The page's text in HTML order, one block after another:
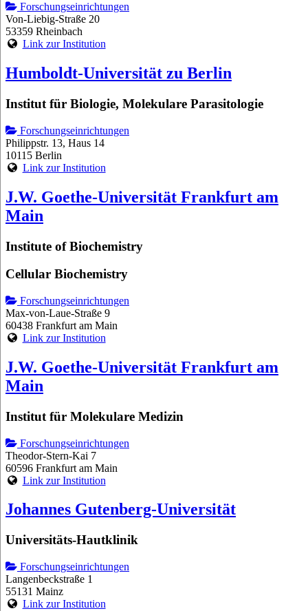
Forschungseinrichtungen
Von-Liebig-Straße 20
53359 Rheinbach
Link zur Institution
Humboldt-Universität zu Berlin
Institut für Biologie, Molekulare Parasitologie
Forschungseinrichtungen
Philippstr. 13, Haus 14
10115 Berlin
Link zur Institution
J.W. Goethe-Universität Frankfurt am
Main
Institute of Biochemistry
Cellular Biochemistry
Forschungseinrichtungen
Max-von-Laue-Straße 9
60438 Frankfurt am Main
Link zur Institution
J.W. Goethe-Universität Frankfurt am
Main
Institut für Molekulare Medizin
Forschungseinrichtungen
Theodor-Stern-Kai 7
60596 Frankfurt am Main
Link zur Institution
Johannes Gutenberg-Universität
Universitäts-Hautklinik
Forschungseinrichtungen
Langenbeckstraße 1
55131 Mainz
Link zur Institution